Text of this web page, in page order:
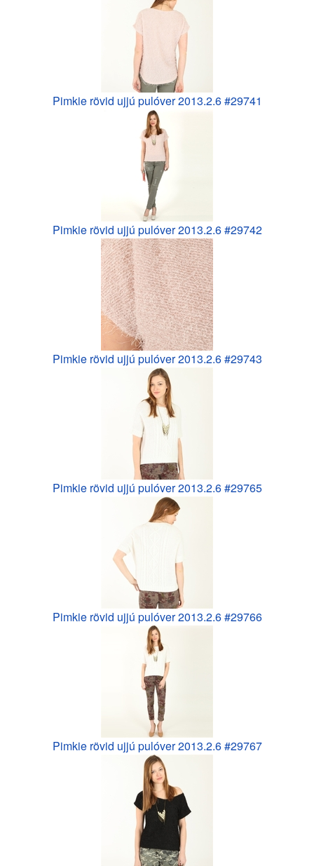
Pimkie rövid ujjú pulóver 2013.2.6 #29741
Pimkie rövid ujjú pulóver 2013.2.6 #29742
Pimkie rövid ujjú pulóver 2013.2.6 #29743
Pimkie rövid ujjú pulóver 2013.2.6 #29765
Pimkie rövid ujjú pulóver 2013.2.6 #29766
Pimkie rövid ujjú pulóver 2013.2.6 #29767